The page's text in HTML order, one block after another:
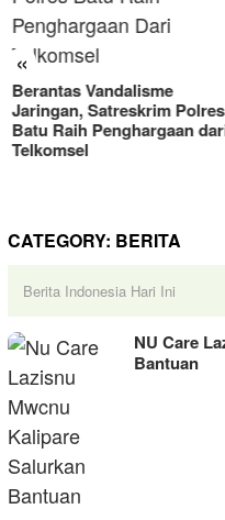
«
Berantas Vandalisme
Jaringan, Satreskrim Polres
Batu Raih Penghargaan dari
Telkomsel
CATEGORY: BERITA
Berita Indonesia Hari Ini
NU Care
Bantuan